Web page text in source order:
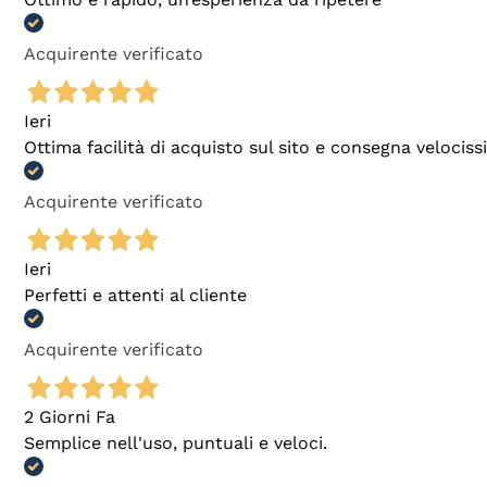
Acquirente verificato
Ieri
Ottima facilità di acquisto sul sito e consegna
Acquirente verificato
Ieri
Perfetti e attenti al cliente
Acquirente verificato
2 Giorni Fa
Semplice nell'uso, puntuali e veloci.